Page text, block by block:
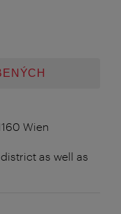
Wien
as well as